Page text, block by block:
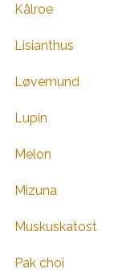
Kålroe
Lisianthus
Løvemund
Lupin
Melon
Mizuna
Muskuskatost
Pak choi